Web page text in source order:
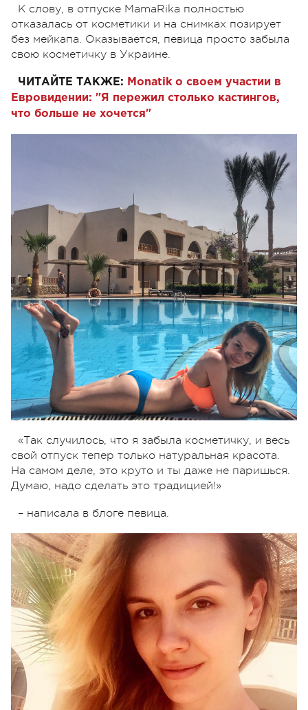
К слову, в отпуске MamaRika полностью
отказалась от косметики и на снимках позирует
без мейкапа. Оказывается, певица просто забыла
свою косметичку в Украине.
ЧИТАЙТЕ ТАКЖЕ: Monatik о своем участии в
Евровидении: "Я пережил столько кастингов,
что больше не хочется"
«Так случилось, что я забыла косметичку, и весь
свой отпуск тепер только натуральная красота.
На самом деле, это круто и ты даже не паришься.
Думаю, надо сделать это традицией!»
– написала в блоге певица.